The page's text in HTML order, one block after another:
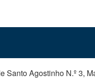
Santo Agostinho N.º 3,